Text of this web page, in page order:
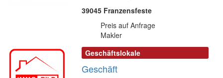
39045 Franzensfeste
Preis auf Anfrage
Makler
Geschäftslokale
Geschäft